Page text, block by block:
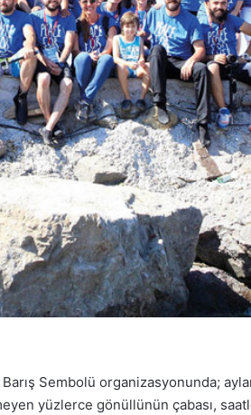
Sembolü organizasyonunda;
yüzlerce gönüllünün çabası,